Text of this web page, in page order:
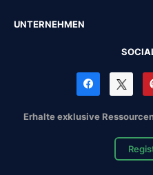
UNTERNEHMEN
Erhalte exklusive